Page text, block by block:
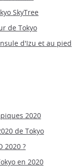
SkyTree
de Tokyo
d'Izu et au pied
2020
de Tokyo
2020 ?
en 2020